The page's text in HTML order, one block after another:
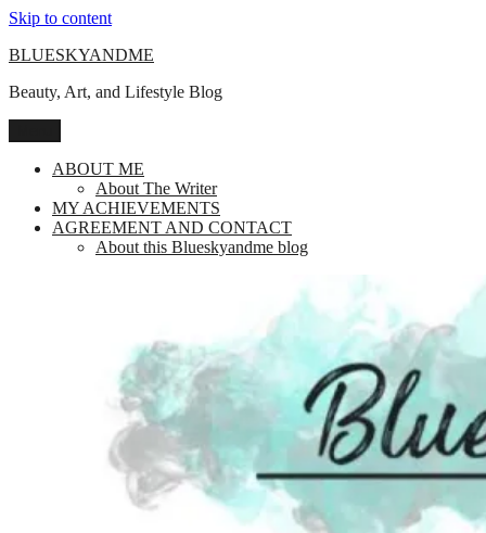
Skip to content
BLUESKYANDME
Beauty, Art, and Lifestyle Blog
ABOUT ME
About The Writer
MY ACHIEVEMENTS
AGREEMENT AND CONTACT
About this Blueskyandme blog